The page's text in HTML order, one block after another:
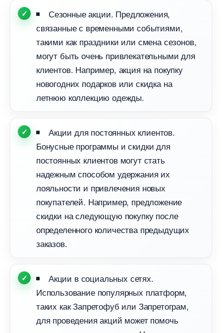
Сезонные акции. Предложения,
связанные с временными событиями,
такими как праздники или смена сезонов,
могут быть очень привлекательными для
клиентов. Например, акция на покупку
новогодних подарков или скидка на
летнюю коллекцию одежды.
Акции для постоянных клиентов.
Бонусные программы и скидки для
постоянных клиентов могут стать
надежным способом удержания их
лояльности и привлечения новых
покупателей. Например, предложение
скидки на следующую покупку после
определенного количества предыдущих
заказов.
Акции в социальных сетях.
Использование популярных платформ,
таких как Запретофуб или Запретограм,
для проведения акций может помочь